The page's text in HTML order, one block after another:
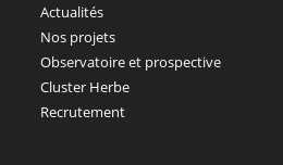
Actualités
Nos projets
Observatoire et prospective
Cluster Herbe
Recrutement